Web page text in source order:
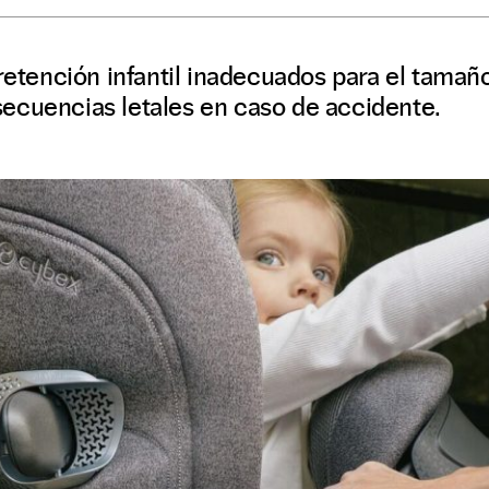
infantil inadecuados para el
letales en caso de accidente.